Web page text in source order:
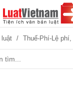
luật Thuế-Phí-Lệ phí,